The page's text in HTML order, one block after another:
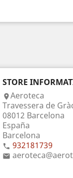
STORE
Aeroteca
Travessera de
08012 Barcelona
España
Barcelona
 932181739
